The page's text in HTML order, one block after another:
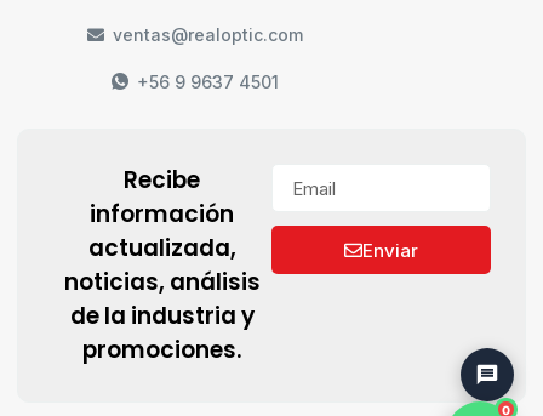
ventas@realoptic.com
+56 9 9637 4501
Recibe
información
actualizada,
noticias, análisis
de la industria y
promociones.
Enviar
0